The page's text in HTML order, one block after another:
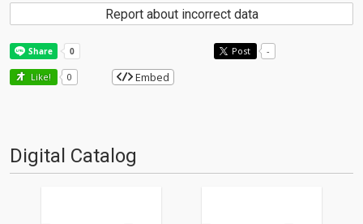
Report about incorrect data
Post -
Like! 0 Embed
Digital Catalog